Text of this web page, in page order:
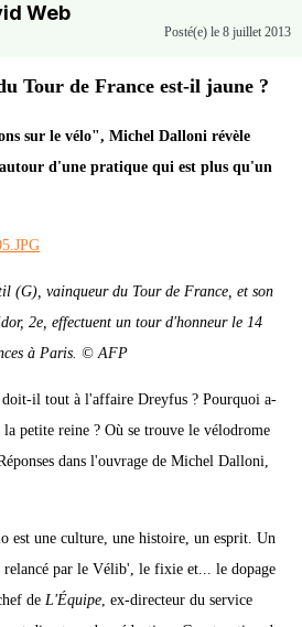
Web
Posté(e) le 8 juillet 2013
Tour de France est-il jaune ?
sur le vélo", Michel Dalloni révèle
autour d'une pratique qui est plus qu'un
(G), vainqueur du Tour de France, et son
2e, effectuent un tour d'honneur le 14
à Paris. © AFP
doit-il tout à l'affaire Dreyfus ? Pourquoi a-
petite reine ? Où se trouve le vélodrome
dans l'ouvrage de Michel Dalloni,
est une culture, une histoire, un esprit. Un
relancé par le Vélib', le fixie et... le dopage
de L'Équipe, ex-directeur du service